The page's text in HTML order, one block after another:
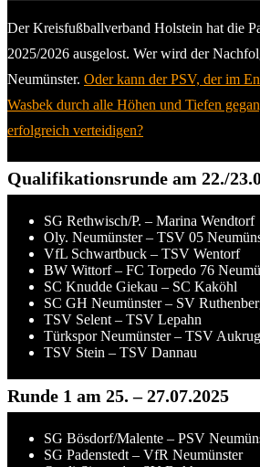
Der Kreisfußballverband Holstein hat die
2025/2026 ausgelost. Wer wird der
Neumünster. Oder kann der PSV, der im
Wasbek durch alle Höhen und Tiefen
erfolgreich verteidigen?
Qualifikationsrunde am 22./
SG Rethwisch/P. – Marina Wendtorf
Oly. Neumünster – TSV 05
VfL Schwartbuck – TSV Wentorf
BW Wittorf – FC Torpedo 76
SC Knudde Giekau – SC Kaköhl
SC GH Neumünster – SV
TSV Selent – TSV Lepahn
Türkspor Neumünster – TSV Aukrug
TSV Stein – TSV Dannau
Runde 1 am 25. – 27.07.2025
SG Bösdorf/Malente – PSV
SG Padenstedt – VfR Neumünster